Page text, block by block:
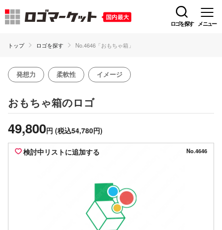
ロゴを探す メニュー
トップ ロゴを探す No.4646「おもちゃ箱」
発想力 柔軟性 イメージ
おもちゃ箱のロゴ
49,800円 (税込54,780円)
検討中リストに追加する No.4646